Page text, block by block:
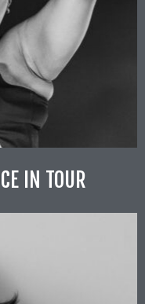
IN TOUR